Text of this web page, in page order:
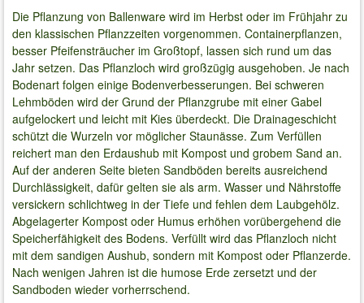
Die Pflanzung von Ballenware wird im Herbst oder im Frühjahr zu
den klassischen Pflanzzeiten vorgenommen. Containerpflanzen,
besser Pfeifensträucher im Großtopf, lassen sich rund um das
Jahr setzen. Das Pflanzloch wird großzügig ausgehoben. Je nach
Bodenart folgen einige Bodenverbesserungen. Bei schweren
Lehmböden wird der Grund der Pflanzgrube mit einer Gabel
aufgelockert und leicht mit Kies überdeckt. Die Drainageschicht
schützt die Wurzeln vor möglicher Staunässe. Zum Verfüllen
reichert man den Erdaushub mit Kompost und grobem Sand an.
Auf der anderen Seite bieten Sandböden bereits ausreichend
Durchlässigkeit, dafür gelten sie als arm. Wasser und Nährstoffe
versickern schlichtweg in der Tiefe und fehlen dem Laubgehölz.
Abgelagerter Kompost oder Humus erhöhen vorübergehend die
Speicherfähigkeit des Bodens. Verfüllt wird das Pflanzloch nicht
mit dem sandigen Aushub, sondern mit Kompost oder Pflanzerde.
Nach wenigen Jahren ist die humose Erde zersetzt und der
Sandboden wieder vorherrschend.